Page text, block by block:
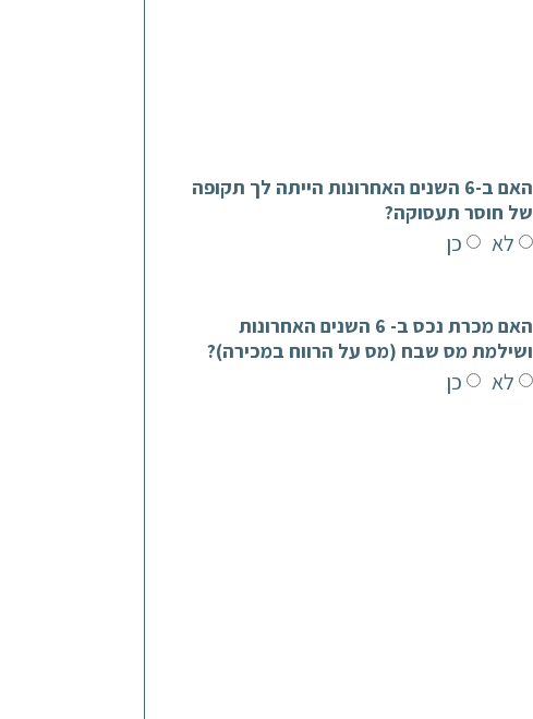
האם ב-6 השנים האחרונות הייתה לך תקופה
של חוסר תעסוקה?
לא כן
האם מכרת נכס ב- 6 השנים האחרונות
ושילמת מס שבח (מס על הרווח במכירה)?
לא כן